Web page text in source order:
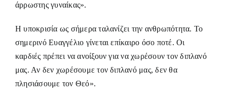
άρρωστης γυναίκας».
Η υποκρισία ως σήμερα ταλανίζει την ανθρωπότητα. Το
σημερινό Ευαγγέλιο γίνεται επίκαιρο όσο ποτέ. Οι
καρδιές πρέπει να ανοίξουν για να χωρέσουν τον διπλανό
μας. Αν δεν χωρέσουμε τον διπλανό μας, δεν θα
πλησιάσουμε τον Θεό».